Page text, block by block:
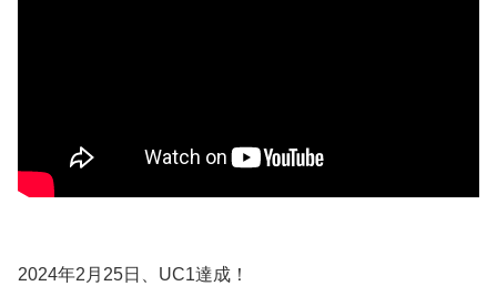
2024年2月25日、UC1達成！